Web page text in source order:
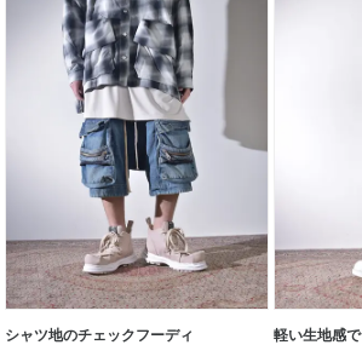
シャツ地のチェックフーディ 軽い生地感で